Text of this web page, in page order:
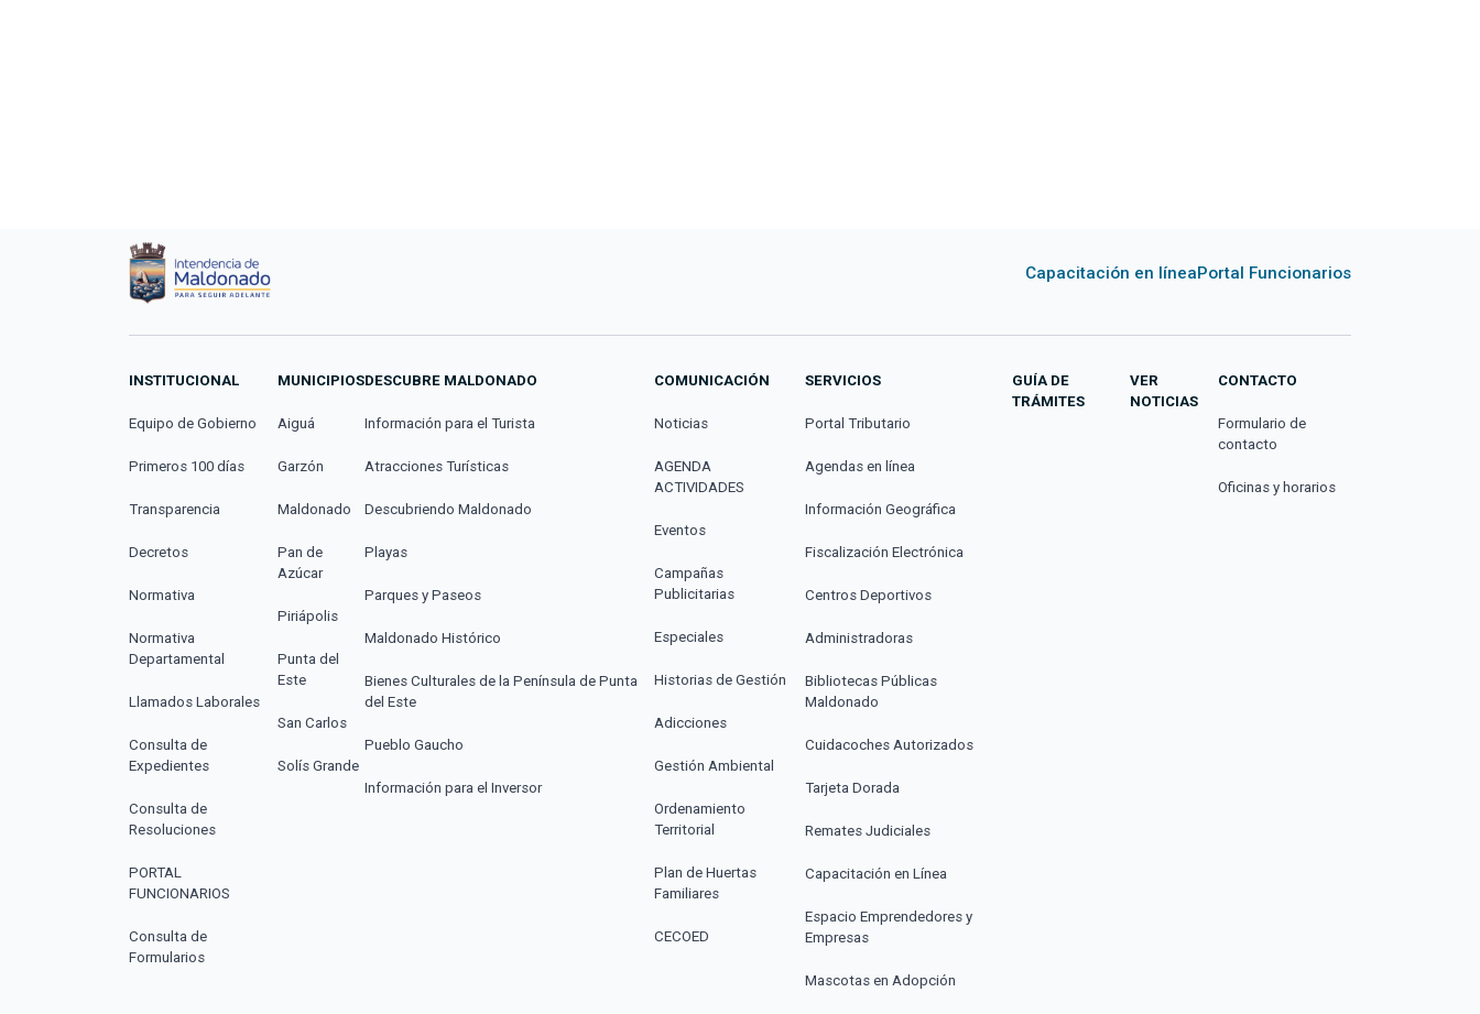
Capacitación en líneaPortal Funcionarios
INSTITUCIONAL
Equipo de Gobierno
Primeros 100 días
Transparencia
Decretos
Normativa
Normativa
Departamental
Llamados Laborales
Consulta de
Expedientes
Consulta de
Resoluciones
PORTAL
FUNCIONARIOS
Consulta de
Formularios
MUNICIPIOS
Aiguá
Garzón
Maldonado
Pan de
Azúcar
Piriápolis
Punta del
Este
San Carlos
Solís Grande
DESCUBRE MALDONADO
Información para el Turista
Atracciones Turísticas
Descubriendo Maldonado
Playas
Parques y Paseos
Maldonado Histórico
Bienes Culturales de la Península de Punta
del Este
Pueblo Gaucho
Información para el Inversor
COMUNICACIÓN
Noticias
AGENDA
ACTIVIDADES
Eventos
Campañas
Publicitarias
Especiales
Historias de Gestión
Adicciones
Gestión Ambiental
Ordenamiento
Territorial
Plan de Huertas
Familiares
CECOED
SERVICIOS
Portal Tributario
Agendas en línea
Información Geográfica
Fiscalización Electrónica
Centros Deportivos
Administradoras
Bibliotecas Públicas
Maldonado
Cuidacoches Autorizados
Tarjeta Dorada
Remates Judiciales
Capacitación en Línea
Espacio Emprendedores y
Empresas
Mascotas en Adopción
GUÍA DE
TRÁMITES
VER
NOTICIAS
CONTACTO
Formulario de
contacto
Oficinas y horarios